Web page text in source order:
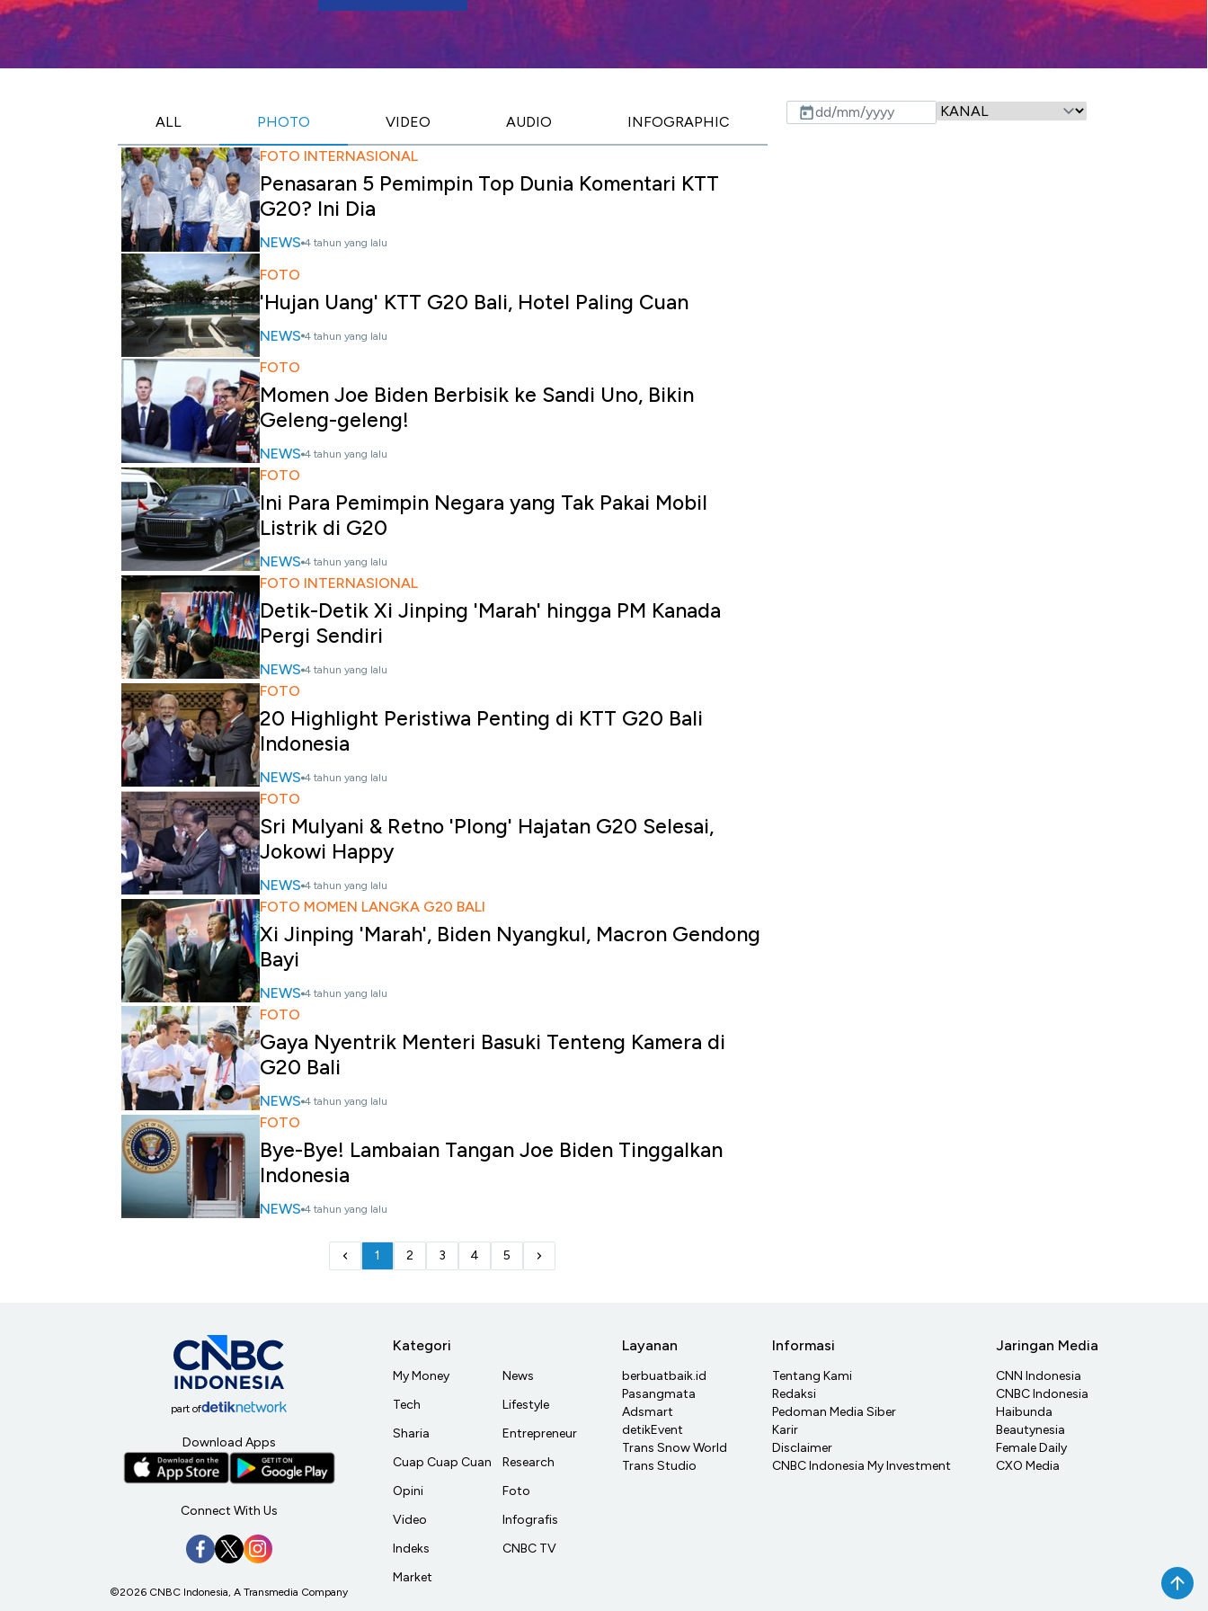
ALL PHOTO VIDEO AUDIO
INFOGRAPHIC
FOTO INTERNASIONAL
Penasaran 5 Pemimpin Top Dunia Komentari KTT
G20? Ini Dia
NEWS 4 tahun yang lalu
FOTO
'Hujan Uang' KTT G20 Bali, Hotel Paling Cuan
NEWS 4 tahun yang lalu
FOTO
Momen Joe Biden Berbisik ke Sandi Uno, Bikin
Geleng-geleng!
NEWS 4 tahun yang lalu
FOTO
Ini Para Pemimpin Negara yang Tak Pakai Mobil
Listrik di G20
NEWS 4 tahun yang lalu
FOTO INTERNASIONAL
Detik-Detik Xi Jinping 'Marah' hingga PM Kanada
Pergi Sendiri
NEWS 4 tahun yang lalu
FOTO
20 Highlight Peristiwa Penting di KTT G20 Bali
Indonesia
NEWS 4 tahun yang lalu
FOTO
Sri Mulyani & Retno 'Plong' Hajatan G20 Selesai,
Jokowi Happy
NEWS 4 tahun yang lalu
FOTO MOMEN LANGKA G20 BALI
Xi Jinping 'Marah', Biden Nyangkul, Macron Gendong
Bayi
NEWS 4 tahun yang lalu
FOTO
Gaya Nyentrik Menteri Basuki Tenteng Kamera di
G20 Bali
NEWS 4 tahun yang lalu
FOTO
Bye-Bye! Lambaian Tangan Joe Biden Tinggalkan
Indonesia
NEWS 4 tahun yang lalu
1 2 3 4 5
part of
Download Apps
Connect With Us
©2026 CNBC Indonesia, A Transmedia Company
Kategori
My Money
Tech
Sharia
Cuap Cuap Cuan
Opini
Video
Indeks
Market
News
Lifestyle
Entrepreneur
Research
Foto
Infografis
CNBC TV
Layanan
berbuatbaik.id
Pasangmata
Adsmart
detikEvent
Trans Snow World
Trans Studio
Informasi
Tentang Kami
Redaksi
Pedoman Media Siber
Karir
Disclaimer
CNBC Indonesia My Investment
Jaringan Media
CNN Indonesia
CNBC Indonesia
Haibunda
Beautynesia
Female Daily
CXO Media